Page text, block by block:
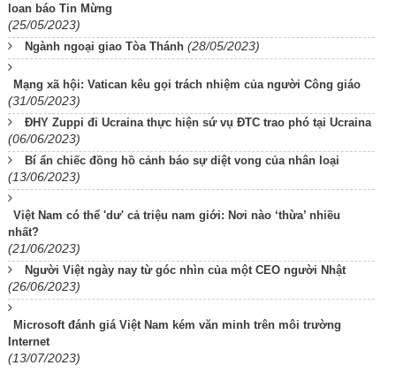
loan báo Tin Mừng
(25/05/2023)
Ngành ngoại giao Tòa Thánh (28/05/2023)
Mạng xã hội: Vatican kêu gọi trách nhiệm của người Công giáo
(31/05/2023)
ĐHY Zuppi đi Ucraina thực hiện sứ vụ ĐTC trao phó tại Ucraina
(06/06/2023)
Bí ẩn chiếc đồng hồ cảnh báo sự diệt vong của nhân loại
(13/06/2023)
Việt Nam có thể 'dư' cả triệu nam giới: Nơi nào ‘thừa’ nhiều
nhất?
(21/06/2023)
Người Việt ngày nay từ góc nhìn của một CEO người Nhật
(26/06/2023)
Microsoft đánh giá Việt Nam kém văn minh trên môi trường
Internet
(13/07/2023)